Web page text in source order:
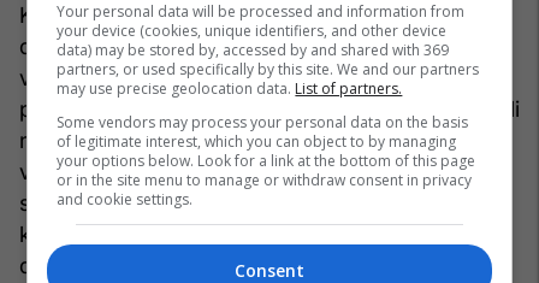
Këto përpjekje të përsëritura të Serbisë për të
destabilizuar Kosovën dhe kërcënimet e saj të
vazhdueshme pasuan planin e dështuar që
përfshin aktin terrorist në Banjskë, në Zveçan, i cili
nuk pati sukses të ndezë një kryengritje serbe në
veri të Kosovës. Ky skenar i paramenduar
synonte të krijonte një situatë lufte që do të
kërkonte ndërhyrjen ndërkombëtare – si
diplomatikisht ashtu edhe ushtarakisht përmes
Your personal data will be processed and information from
your device (cookies, unique identifiers, and other device
data) may be stored by, accessed by and shared with 369
partners, or used specifically by this site. We and our partners
may use precise geolocation data. List of partners.
Some vendors may process your personal data on the basis
of legitimate interest, which you can object to by managing
your options below. Look for a link at the bottom of this page
or in the site menu to manage or withdraw consent in privacy
and cookie settings.
Consent